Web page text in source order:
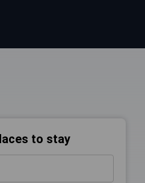
to stay